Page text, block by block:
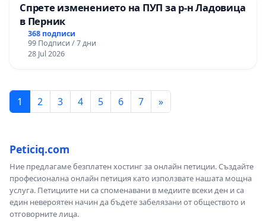
Спрете изменението на ПУП за р-н Ладовица
в Перник
368 подписи
99 Подписи / 7 дни
28 Jul 2026
1 2 3 4 5 6 7 »
Peticiq.com
Ние предлагаме безплатен хостинг за онлайн петиции. Създайте
професионална онлайн петиция като използвате нашата мощна
услуга. Петициите ни са споменавани в медиите всеки ден и са
един невероятен начин да бъдете забелязани от обществото и
отговорните лица.